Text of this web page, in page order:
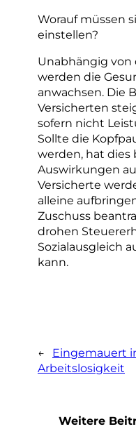
Worauf müssen
einstellen?
Unabhängig von
werden die
anwachsen. Die
Versicherten
sofern nicht
Sollte die
werden, hat dies
Auswirkungen
Versicherte
alleine
Zuschuss
drohen
Sozialausgleich
kann.
←
Eingemauert
Arbeitslosigkeit
Weitere